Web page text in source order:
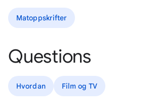
Matoppskrifter
Questions
Hvordan Film og TV